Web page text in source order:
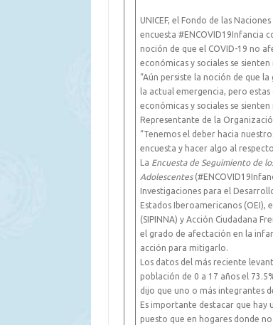
UNICEF, el Fondo de las
encuesta #ENCOVID19Infancia
noción de que el COVID-19 no
económicas y sociales se
“Aún persiste la noción de que
la actual emergencia, pero
económicas y sociales se
Representante de la
“Tenemos el deber hacia
encuesta y hacer algo al
La Encuesta de Seguimiento de
Adolescentes
Investigaciones para el
Estados Iberoamericanos (OEI),
(SIPINNA) y Acción Ciudadana
el grado de afectación en la
acción para mitigarlo.
Los datos del más reciente
población de 0 a 17 años el
dijo que uno o más integrantes
Es importante destacar que hay
puesto que en hogares donde